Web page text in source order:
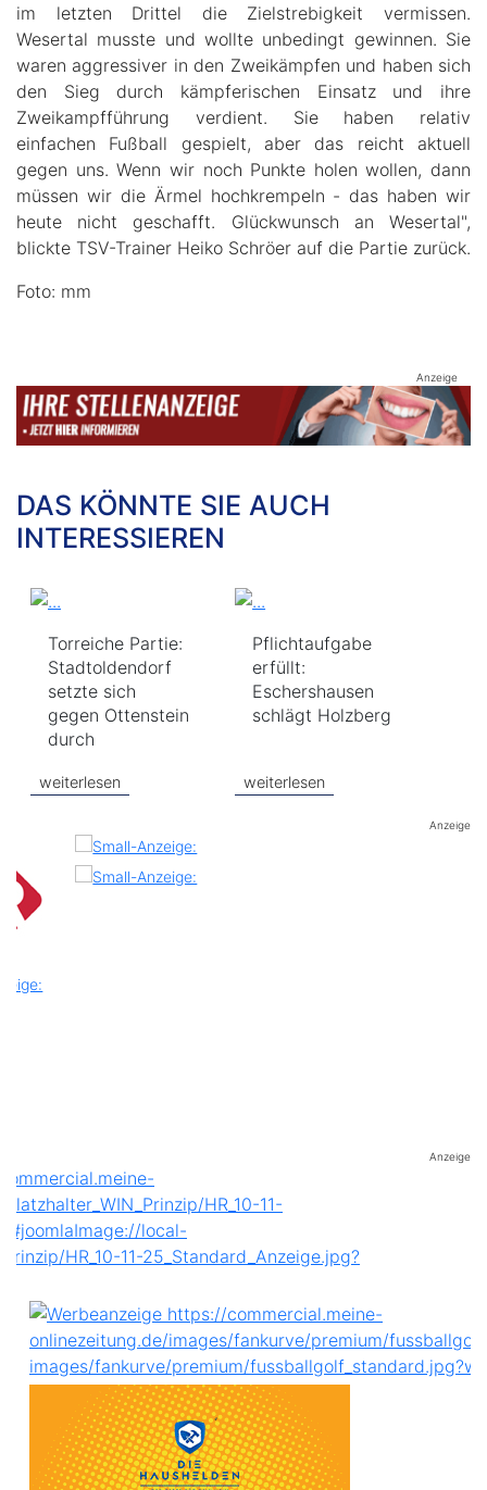
im letzten Drittel die Zielstrebigkeit vermissen.
Wesertal musste und wollte unbedingt gewinnen. Sie
waren aggressiver in den Zweikämpfen und haben sich
den Sieg durch kämpferischen Einsatz und ihre
Zweikampfführung verdient. Sie haben relativ
einfachen Fußball gespielt, aber das reicht aktuell
gegen uns. Wenn wir noch Punkte holen wollen, dann
müssen wir die Ärmel hochkrempeln - das haben wir
heute nicht geschafft. Glückwunsch an Wesertal",
blickte TSV-Trainer Heiko Schröer auf die Partie zurück.
Foto: mm
Anzeige
DAS KÖNNTE SIE AUCH
INTERESSIEREN
Torreiche Partie:
Stadtoldendorf
setzte sich
gegen Ottenstein
durch
weiterlesen
Pflichtaufgabe
erfüllt:
Eschershausen
schlägt Holzberg
weiterlesen
Anzeige
Anzeige